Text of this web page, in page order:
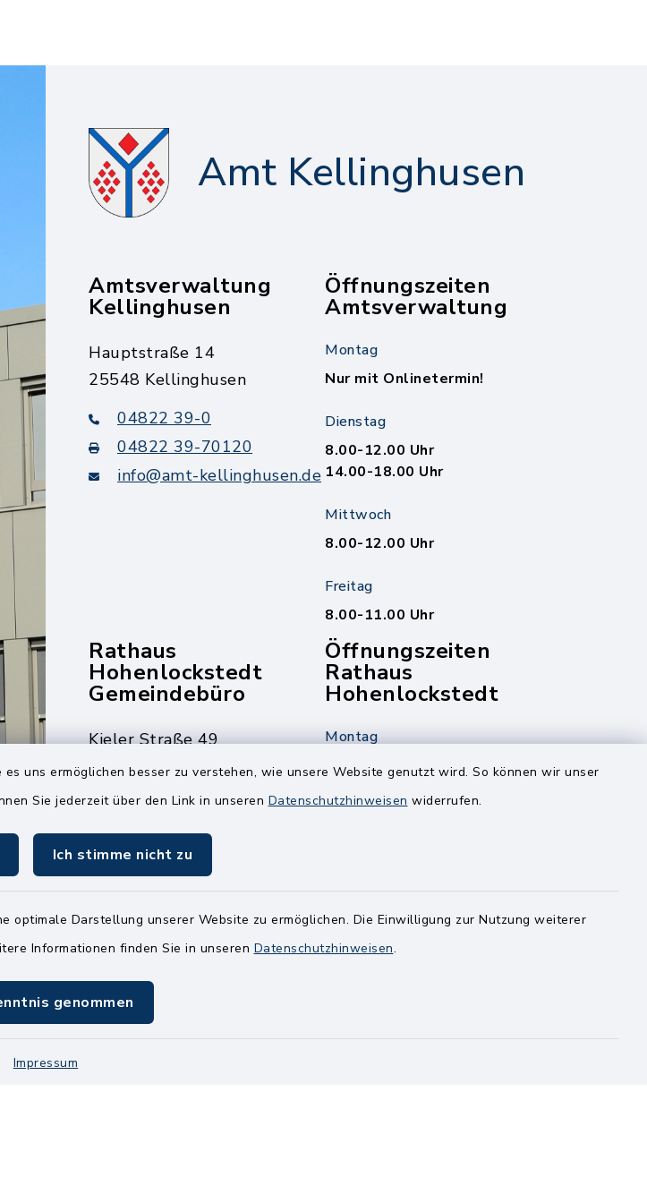
uns ermöglichen besser zu verstehen, wie unsere Website genutzt wird. So können wir unser
Sie jederzeit über den Link in unseren Datenschutzhinweisen widerrufen.
Ich stimme nicht zu
optimale Darstellung unserer Website zu ermöglichen. Die Einwilligung zur Nutzung weiterer
Informationen finden Sie in unseren Datenschutzhinweisen.
genommen
Impressum
Amt Kellinghusen
Amtsverwaltung
Kellinghusen
Hauptstraße 14
25548 Kellinghusen
04822 39-0
04822 39-70120
info@amt-kellinghusen.de
Öffnungszeiten
Amtsverwaltung
Montag
Nur mit Onlinetermin!
Dienstag
8.00-12.00 Uhr
14.00-18.00 Uhr
Mittwoch
8.00-12.00 Uhr
Freitag
8.00-11.00 Uhr
Rathaus
Hohenlockstedt
Gemeindebüro
Kieler Straße 49
25551 Hohenlockstedt
04826 30-0
04826 30-15
info@amt-kellinghusen.de
Öffnungszeiten
Rathaus
Hohenlockstedt
Montag
Nur mit Onlinetermin!
Dienstag
8.00-12.00 Uhr